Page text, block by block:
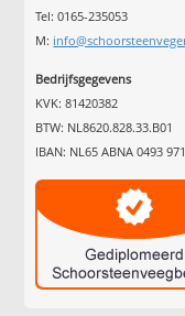
Tel: 0165-235053
M:
Bedrijfsgegevens
KVK: 81420382
BTW: NL8620.828.33.B01
IBAN: NL65 ABNA 0493